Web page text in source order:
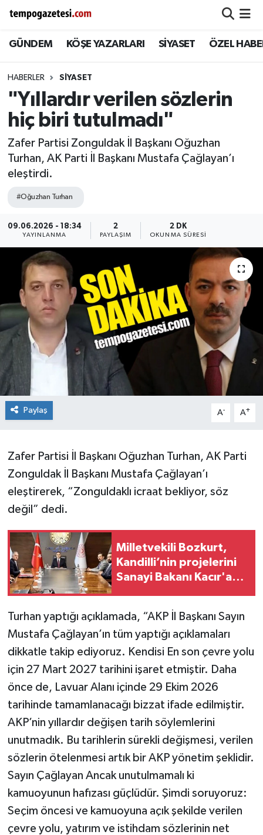
GÜNDEM KÖŞE YAZARLARI SİYASET ÖZEL
HABERLER SIYASET
"Yıllardır verilen sözlerin
hiç biri tutulmadı"
Zafer Partisi Zonguldak İl Başkanı Oğuzhan
Turhan, AK Parti İl Başkanı Mustafa Çağlayan’ı
eleştirdi.
#Oğuzhan Turhan
09.06.2026 - 18:34
YAYINLANMA
2
PAYLAŞIM
2 DK
OKUNMA SÜRESI
Paylaş A- A+
Zafer Partisi İl Başkanı Oğuzhan Turhan, AK Parti
Zonguldak İl Başkanı Mustafa Çağlayan’ı
eleştirerek, “Zonguldaklı icraat bekliyor, söz
değil” dedi.
Milletvekili Bozkurt,
Kandilli’nin projelerini
Sanayi Bakanı Kacır'a
Turhan yaptığı açıklamada, “AKP İl Başkanı Sayın
Mustafa Çağlayan’ın tüm yaptığı açıklamaları
dikkatle takip ediyoruz. Kendisi En son çevre yolu
için 27 Mart 2027 tarihini işaret etmiştir. Daha
önce de, Lavuar Alanı içinde 29 Ekim 2026
tarihinde tamamlanacağı bizzat ifade edilmiştir.
AKP’nin yıllardır değişen tarih söylemlerini
unutmadık. Bu tarihlerin sürekli değişmesi, verilen
sözlerin ötelenmesi artık bir AKP yönetim şeklidir.
Sayın Çağlayan Ancak unutulmamalı ki
kamuoyunun hafızası güçlüdür. Şimdi soruyoruz:
Seçim öncesi ve kamuoyuna açık şekilde verilen
çevre yolu, yatırım ve istihdam sözlerinin net
Alaplı
Çaycuma
Devrek
Gökçebey
GÜNDEM
Kilimli
Kozlu
Siyaset
SPOR
YAŞAM
Zonguldak
Zonguldak Nöbetçi Eczaneler
Zonguldak Hava Durumu
Zonguldak Namaz Vakitleri
Zonguldak Trafik Yoğunluk Haritası
Süper Lig Puan Durumu ve Fikstür
Tüm Manşetler
Son Dakika Haberleri
Haber Arşivi